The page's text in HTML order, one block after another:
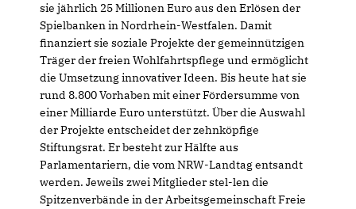
sie jährlich 25 Millionen Euro aus den Erlösen der
Spielbanken in Nordrhein-Westfalen. Damit
finanziert sie soziale Projekte der gemeinnützigen
Träger der freien Wohlfahrtspflege und ermöglicht
die Umsetzung innovativer Ideen. Bis heute hat sie
rund 8.800 Vorhaben mit einer Fördersumme von
einer Milliarde Euro unterstützt. Über die Auswahl
der Projekte entscheidet der zehnköpfige
Stiftungsrat. Er besteht zur Hälfte aus
Parlamentariern, die vom NRW-Landtag entsandt
werden. Jeweils zwei Mitglieder stel-len die
Spitzenverbände in der Arbeitsgemeinschaft Freie